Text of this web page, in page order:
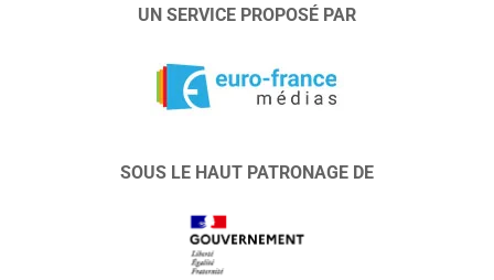
UN SERVICE PROPOSÉ PAR
SOUS LE HAUT PATRONAGE DE